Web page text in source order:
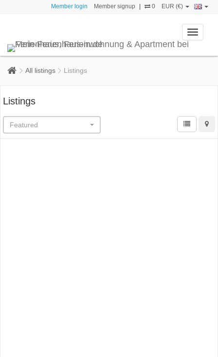
Member login Member signup 0 EUR (€)
Toggle
All listings Listings
Listings
Featured